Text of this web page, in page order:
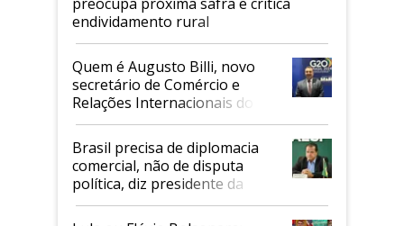
endividamento rural
Quem é Augusto Billi, novo
secretário de Comércio e
Relações Internacionais do
Mapa
Brasil precisa de diplomacia
comercial, não de disputa
política, diz presidente da
Faesp